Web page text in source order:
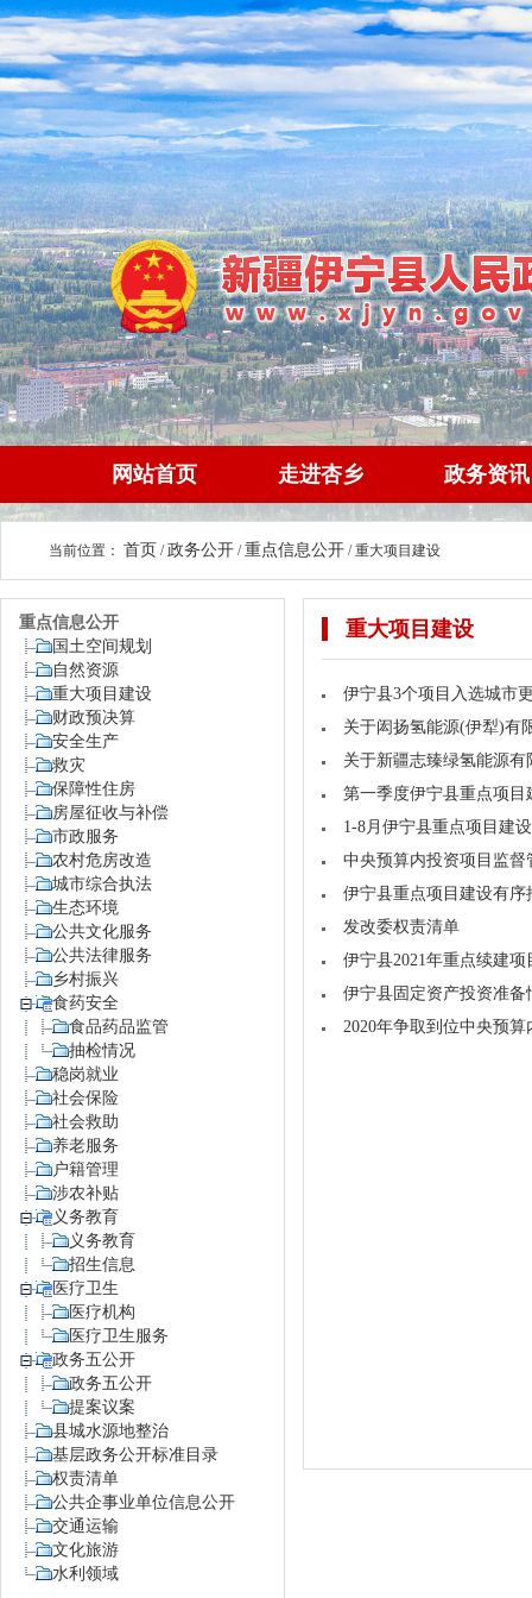
网站首页 走进杏乡 政务资讯
当前位置： 首页 /政务公开 /重点信息公开 /重大项目建设
重点信息公开
国土空间规划
自然资源
重大项目建设
财政预决算
安全生产
救灾
保障性住房
房屋征收与补偿
市政服务
农村危房改造
城市综合执法
生态环境
公共文化服务
公共法律服务
乡村振兴
食药安全
食品药品监管
抽检情况
稳岗就业
社会保险
社会救助
养老服务
户籍管理
涉农补贴
义务教育
义务教育
招生信息
医疗卫生
医疗机构
医疗卫生服务
政务五公开
政务五公开
提案议案
县城水源地整治
基层政务公开标准目录
权责清单
公共企事业单位信息公开
交通运输
文化旅游
水利领域
重大项目建设
伊宁县3个项目入选城市
关于闳扬氢能源(伊犁)有
关于新疆志臻绿氢能源
第一季度伊宁县重点项目
1-8月伊宁县重点项目建
中央预算内投资项目监督
伊宁县重点项目建设有序
发改委权责清单
伊宁县2021年重点续建项
伊宁县固定资产投资准备
2020年争取到位中央预算